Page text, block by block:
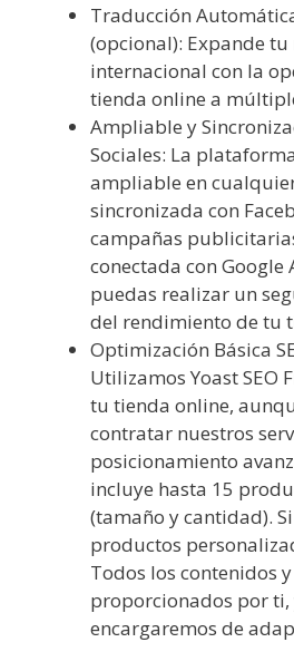
Traducción
(opcional): Expande
internacional con la
tienda online a
Ampliable y
Sociales: La
ampliable en
sincronizada con
campañas
conectada con
puedas realizar un
del rendimiento de tu
Optimización Básica
Utilizamos Yoast SEO
tu tienda online,
contratar nuestros
posicionamiento
incluye hasta 15
(tamaño y cantidad).
productos
Todos los contenidos
proporcionados por ti,
encargaremos de